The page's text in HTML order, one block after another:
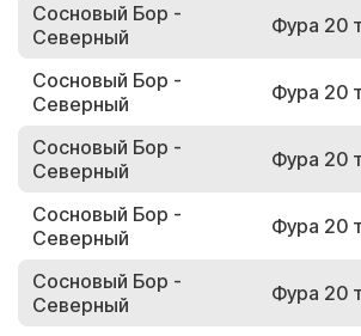
Сосновый Бор -
Северный
Фура 20
Сосновый Бор -
Северный
Фура 20
Сосновый Бор -
Северный
Фура 20
Сосновый Бор -
Северный
Фура 20
Сосновый Бор -
Северный
Фура 20